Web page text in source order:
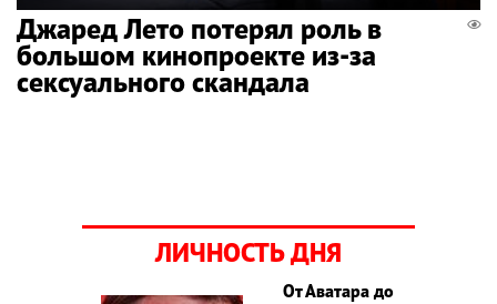
Джаред Лето потерял роль в
большом кинопроекте из-за
сексуального скандала
ЛИЧНОСТЬ ДНЯ
От Аватара до